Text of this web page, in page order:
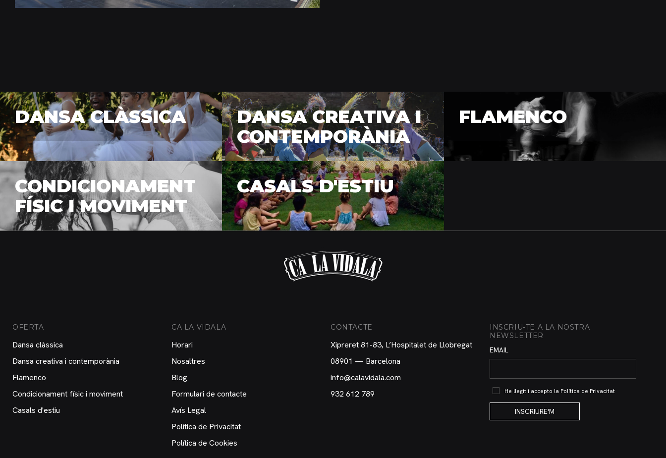
DANSA CLÀSSICA
DANSA CREATIVA I
CONTEMPORÀNIA
FLAMENCO
CONDICIONAMENT
FÍSIC I MOVIMENT
CASALS D'ESTIU
OFERTA
Dansa clàssica
Dansa creativa i contemporània
Flamenco
Condicionament físic i moviment
Casals d'estiu
CA LA VIDALA
Horari
Nosaltres
Blog
Formulari de contacte
Avís Legal
Política de Privacitat
Política de Cookies
CONTACTE
Xipreret 81-83, L’Hospitalet de Llobregat
08901 — Barcelona
info@calavidala.com
932 612 789
INSCRIU-TE A LA NOSTRA
NEWSLETTER
EMAIL
He llegit i accepto la Política de Privacitat